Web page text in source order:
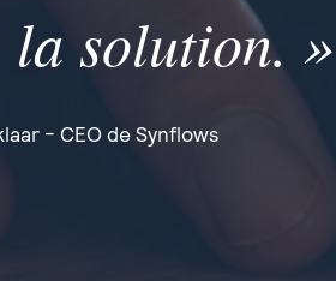
la solution. »
- CEO de Synflows